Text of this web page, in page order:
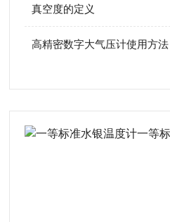
真空度的定义
高精密数字大气压计使用方法